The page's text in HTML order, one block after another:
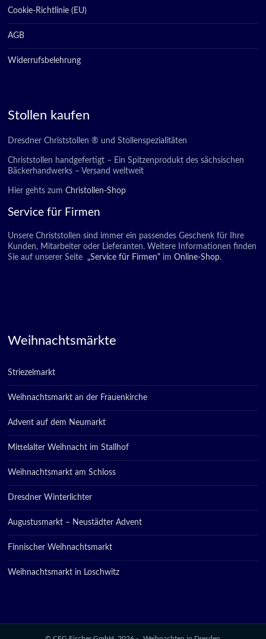
Cookie-Richtlinie (EU)
AGB
Widerrufsbelehrung
Stollen kaufen
Dresdner Christstollen ® und Stollenspezialitäten
Christstollen handgefertigt – Ein Spitzenprodukt des sächsischen
Bäckerhandwerks – Versand weltweit
Hier gehts zumChristollen-Shop
Service für Firmen
Unsere Christstollen sind immer ein passendes Geschenk für Ihre
Kunden, Mitarbeiter oder Lieferanten. Weitere Informationen finden
Sie auf unserer Seite
„Service für Firmen“ im Online-Shop.
Weihnachtsmärkte
Striezelmarkt
Weihnachtsmarkt an der Frauenkirche
Advent auf dem Neumarkt
Mittelalter Weihnacht im Stallhof
Weihnachtsmarkt am Schloss
Dresdner Winterlichter
Augustusmarkt – Neustädter Advent
Finnischer Weihnachtsmarkt
Weihnachtsmarkt in Loschwitz